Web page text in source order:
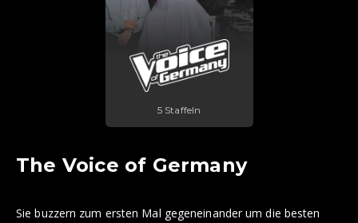
5 Staffeln
The Voice of Germany
Sie buzzern zum ersten Mal gegeneinander um die besten